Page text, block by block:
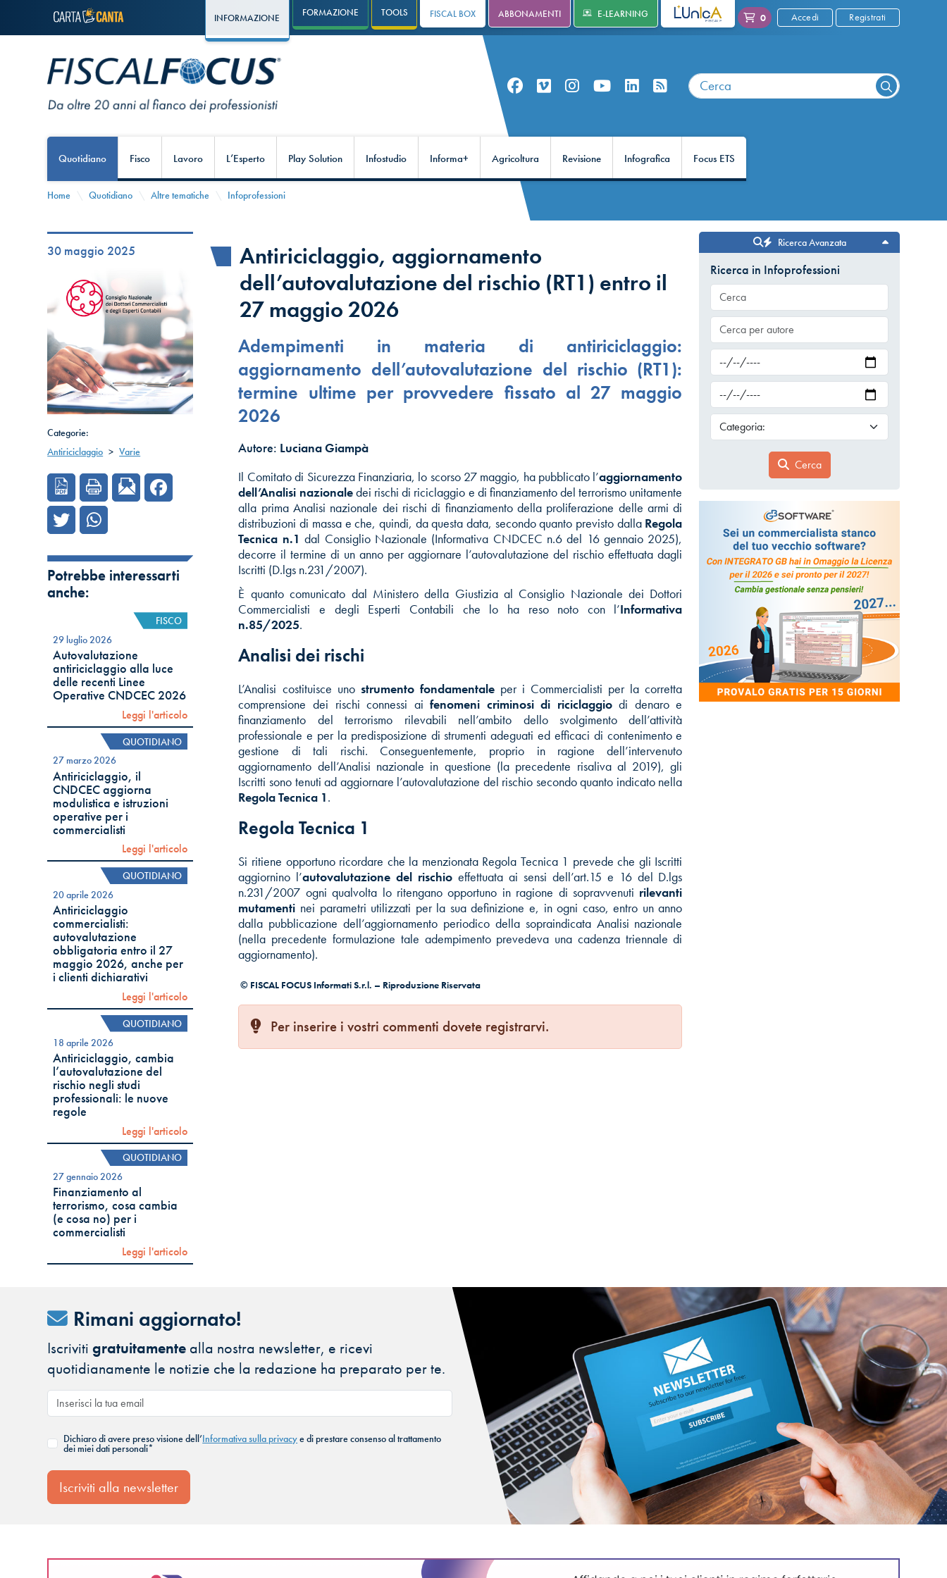
INFORMAZIONE FORMAZIONE TOOLS FISCAL BOX ABBONAMENTI E-LEARNING L'UNICA 0 Accedi Registrati
Quotidiano Fisco Lavoro L’Esperto Play Solution Infostudio Informa+ Agricoltura Revisione Infografica Focus ETS
Home Quotidiano Altre tematiche Infoprofessioni
30 maggio 2025
Categorie:
Antiriciclaggio > Varie
Potrebbe interessarti
anche:
FISCO
29 luglio 2026
Autovalutazione
antiriciclaggio alla luce
delle recenti Linee
Operative CNDCEC 2026
Leggi l'articolo
QUOTIDIANO
27 marzo 2026
Antiriciclaggio, il
CNDCEC aggiorna
modulistica e istruzioni
operative per i
commercialisti
Leggi l'articolo
QUOTIDIANO
20 aprile 2026
Antiriciclaggio
commercialisti:
autovalutazione
obbligatoria entro il 27
maggio 2026, anche per
i clienti dichiarativi
Leggi l'articolo
QUOTIDIANO
18 aprile 2026
Antiriciclaggio, cambia
l’autovalutazione del
rischio negli studi
professionali: le nuove
regole
Leggi l'articolo
QUOTIDIANO
27 gennaio 2026
Finanziamento al
terrorismo, cosa cambia
(e cosa no) per i
commercialisti
Leggi l'articolo
Antiriciclaggio, aggiornamento
dell’autovalutazione del rischio (RT1) entro il
27 maggio 2026
Adempimenti in materia di antiriciclaggio:
aggiornamento dell’autovalutazione del rischio (RT1):
termine ultime per provvedere fissato al 27 maggio
2026
Autore: Luciana Giampà
Il Comitato di Sicurezza Finanziaria, lo scorso 27 maggio, ha pubblicato l’aggiornamento
dell’Analisi nazionaledei rischi di riciclaggio e di finanziamento del terrorismo unitamente
alla prima Analisi nazionale dei rischi di finanziamento della proliferazione delle armi di
distribuzioni di massa e che, quindi, da questa data, secondo quanto previsto dalla Regola
Tecnica n.1 dal Consiglio Nazionale (Informativa CNDCEC n.6 del 16 gennaio 2025),
decorre il termine di un anno per aggiornare l’autovalutazione del rischio effettuata dagli
Iscritti (D.lgs n.231/2007).
È quanto comunicato dal Ministero della Giustizia al Consiglio Nazionale dei Dottori
Commercialisti e degli Esperti Contabili che lo ha reso noto con l’Informativa
n.85/2025.
Analisi dei rischi
L’Analisi costituisce uno strumento fondamentaleper i Commercialisti per la corretta
comprensione dei rischi connessi aifenomeni criminosi di riciclaggiodi denaro e
finanziamento del terrorismo rilevabili nell’ambito dello svolgimento dell’attività
professionale e per la predisposizione di strumenti adeguati ed efficaci di contenimento e
gestione di tali rischi. Conseguentemente, proprio in ragione dell’intervenuto
aggiornamento dell’Analisi nazionale in questione (la precedente risaliva al 2019), gli
Iscritti sono tenuti ad aggiornare l’autovalutazione del rischio secondo quanto indicato nella
Regola Tecnica 1.
Regola Tecnica 1
Si ritiene opportuno ricordare che la menzionata Regola Tecnica 1 prevede che gli Iscritti
aggiornino l’autovalutazione del rischio effettuata ai sensi dell’art.15 e 16 del D.lgs
n.231/2007 ogni qualvolta lo ritengano opportuno in ragione di sopravvenuti rilevanti
mutamenti nei parametri utilizzati per la sua definizione e, in ogni caso, entro un anno
dalla pubblicazione dell’aggiornamento periodico della sopraindicata Analisi nazionale
(nella precedente formulazione tale adempimento prevedeva una cadenza triennale di
aggiornamento).
© FISCAL FOCUS Informati S.r.l. – Riproduzione Riservata
Per inserire i vostri commenti dovete registrarvi.
Ricerca Avanzata
Ricerca in Infoprofessioni
Cerca
Rimani aggiornato!
Iscrivitigratuitamente alla nostra newsletter, e ricevi
quotidianamente le notizie che la redazione ha preparato per te.
Dichiaro di avere preso visione dell’Informativa sulla privacye di prestare consenso al trattamento
dei miei dati personali*
Iscriviti alla newsletter